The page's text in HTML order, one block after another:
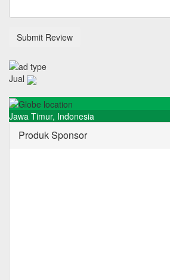
Jual
Jawa Timur, Indonesia
Produk Sponsor